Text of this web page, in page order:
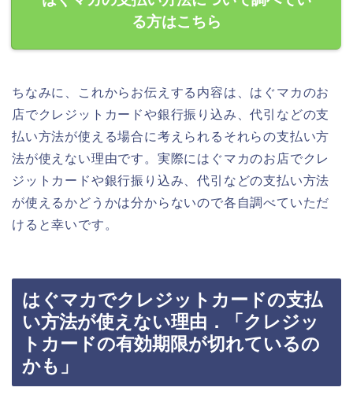
る方はこちら
ちなみに、これからお伝えする内容は、はぐマカのお
店でクレジットカードや銀行振り込み、代引などの支
払い方法が使える場合に考えられるそれらの支払い方
法が使えない理由です。実際にはぐマカのお店でクレ
ジットカードや銀行振り込み、代引などの支払い方法
が使えるかどうかは分からないので各自調べていただ
けると幸いです。
はぐマカでクレジットカードの支払
い方法が使えない理由．「クレジッ
トカードの有効期限が切れているの
かも」